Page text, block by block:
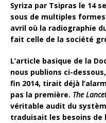
Syriza par Tsipras le 14
sous de multiples
avril où la radiographie
fait celle de la société
L’article basique de la
nous publions ci-
fin 2014, tirait déjà
pas la première. The
véritable audit du
traduisait les besoins de